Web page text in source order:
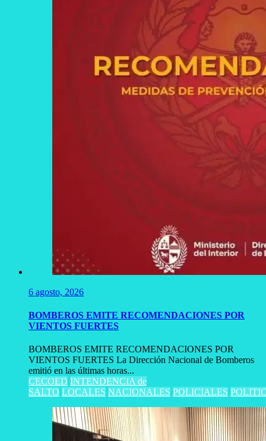
6 agosto, 2026
BOMBEROS EMITE RECOMENDACIONES POR
VIENTOS FUERTES
BOMBEROS EMITE RECOMENDACIONES POR
VIENTOS FUERTES La Dirección Nacional de Bomberos
emitió en las últimas horas...
CECOED INTENDENCIA de
SALTO LOCALES NACIONALES POLICIALES